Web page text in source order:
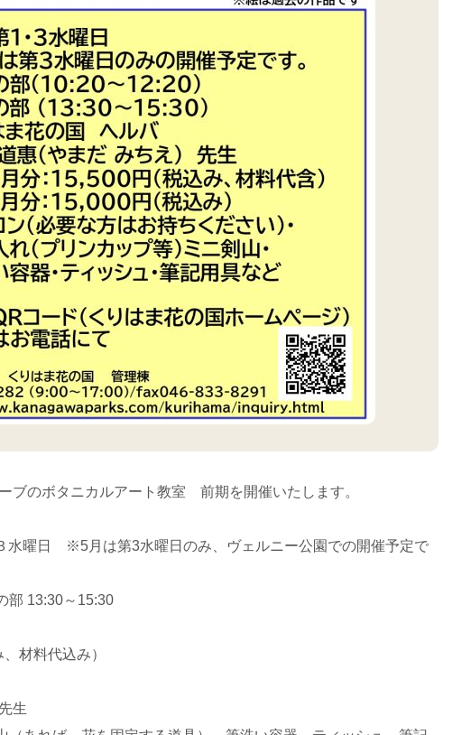
ブのボタニカルアート教室 前期を開催いたします。
水曜日 ※5月は第3水曜日のみ、ヴェルニー公園での開催予定で
部 13:30～15:30
材料代込み）
生